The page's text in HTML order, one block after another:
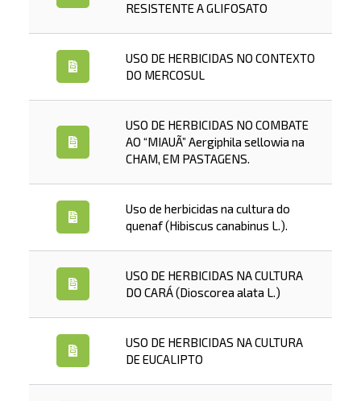
RESISTENTE A GLIFOSATO
USO DE HERBICIDAS NO CONTEXTO
DO MERCOSUL
USO DE HERBICIDAS NO COMBATE
AO “MIAUÃ” Aergiphila sellowia na
CHAM, EM PASTAGENS.
Uso de herbicidas na cultura do
quenaf (Hibiscus canabinus L.).
USO DE HERBICIDAS NA CULTURA
DO CARÁ (Dioscorea alata L.)
USO DE HERBICIDAS NA CULTURA
DE EUCALIPTO